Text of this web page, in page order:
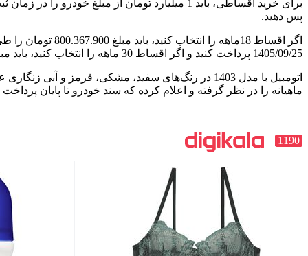
پس دهید.
1405/09/25 پرداخت کنید و اگر اقساط 30 ماهه را انتخاب کنید، باید مبلغ 1.200.557.300 تومان طی یک فقره چک به تاریخ 1406/03/25 پرداخت نمایید.
ماهیانه را در نظر گرفته و اعلام کرده که سند خودرو تا پایان
1190